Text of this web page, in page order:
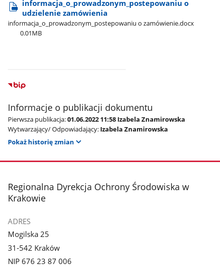
informacja​_o​_prowadzonym​_postepowaniu o
udzielenie zamówienia
informacja​_o​_prowadzonym​_postepowaniu o zamówienie.docx
0.01MB
Informacje o publikacji dokumentu
Pierwsza publikacja:01.06.2022 11:58 Izabela Znamirowska
Wytwarzający/ Odpowiadający: Izabela Znamirowska
Pokaż historię zmian
stopka
Regionalna Dyrekcja Ochrony Środowiska w
Krakowie
ADRES
Mogilska 25
31-542 Kraków
NIP 676 23 87 006